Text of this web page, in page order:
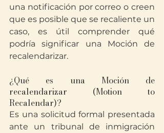
una notificación por correo o creen
que es posible que se recaliente un
caso, es útil comprender qué
podría significar una Moción de
recalendarizar.
¿Qué es una Moción de
recalendarizar (Motion to
Recalendar)?
Es una solicitud formal presentada
ante un tribunal de inmigración